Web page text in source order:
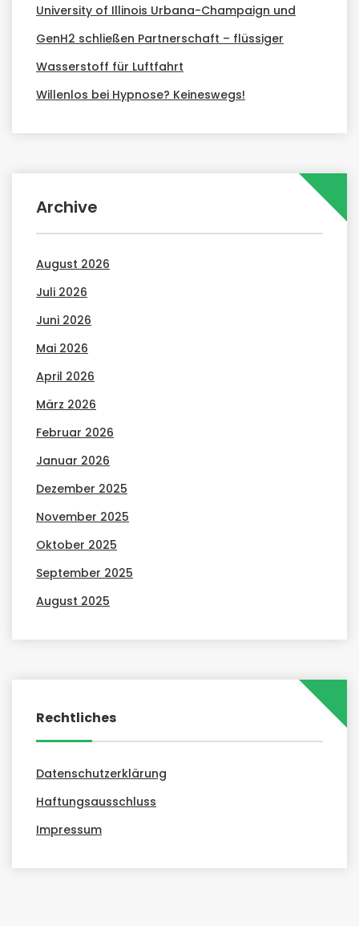
University of Illinois Urbana-Champaign und
GenH2 schließen Partnerschaft – flüssiger
Wasserstoff für Luftfahrt
Willenlos bei Hypnose? Keineswegs!
Archive
August 2026
Juli 2026
Juni 2026
Mai 2026
April 2026
März 2026
Februar 2026
Januar 2026
Dezember 2025
November 2025
Oktober 2025
September 2025
August 2025
Rechtliches
Datenschutzerklärung
Haftungsausschluss
Impressum